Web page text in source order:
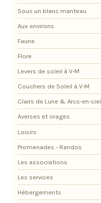
Sous un blanc manteau
Aux environs
Faune
Flore
Levers de soleil à V-M
Couchers de Soleil à V-M
Clairs de Lune & Arcs-en-ciel
Averses et orages
Loisirs
Promenades - Randos
Les associations
Les services
Hébergements